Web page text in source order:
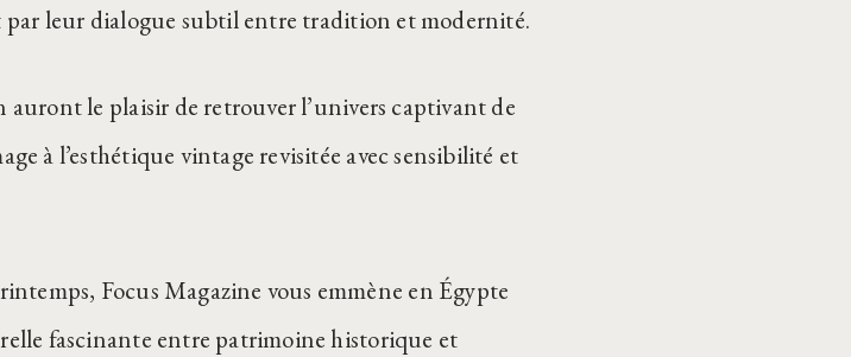
par leur dialogue subtil entre tradition et modernité.
auront le plaisir de retrouver l’univers captivant de
à l’esthétique vintage revisitée avec sensibilité et
Focus Magazine vous emmène en Égypte
fascinante entre patrimoine historique et